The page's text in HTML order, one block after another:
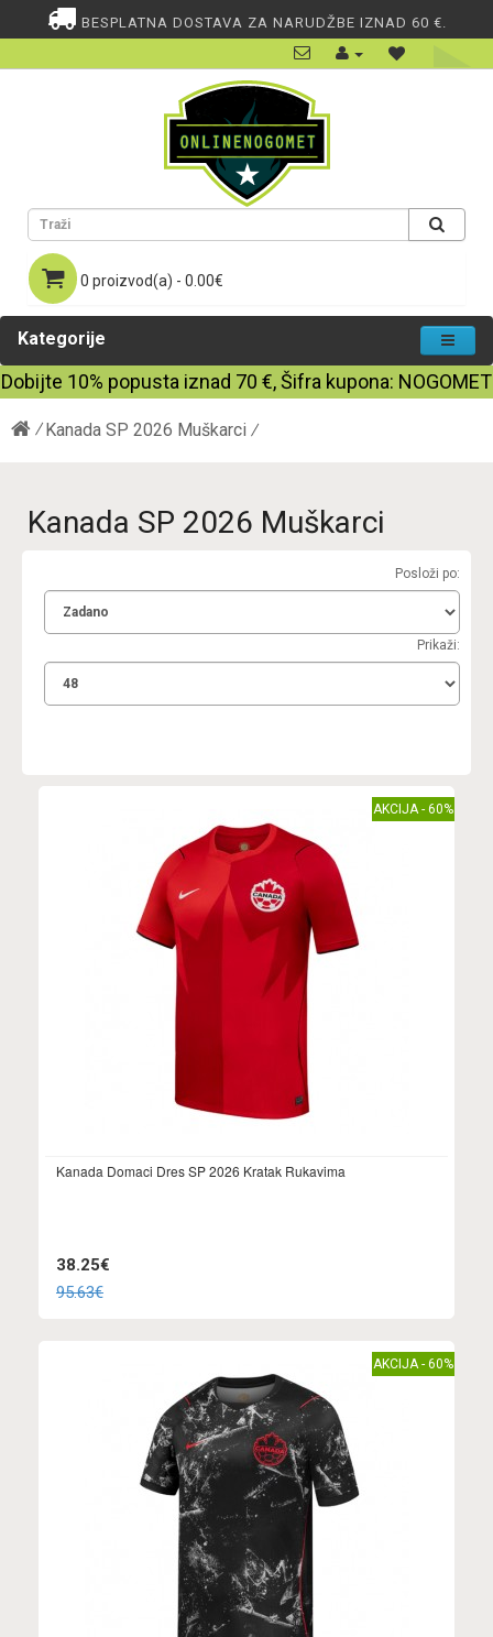
BESPLATNA DOSTAVA ZA NARUDŽBE IZNAD 60 €.
0 proizvod(a) - 0.00€
Kategorije
Dobijte 10% popusta iznad 70 €, Šifra kupona: NOGOMET
Kanada SP 2026 Muškarci
Kanada SP 2026 Muškarci
Posloži po:
Prikaži:
AKCIJA - 60%
Kanada Domaci Dres SP 2026 Kratak Rukavima
38.25€
95.63€
AKCIJA - 60%